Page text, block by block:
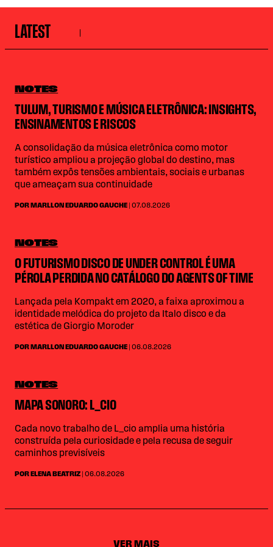
LATEST
NOTES
TULUM, TURISMO E MÚSICA ELETRÔNICA: INSIGHTS,
ENSINAMENTOS E RISCOS
A consolidação da música eletrônica como motor
turístico ampliou a projeção global do destino, mas
também expôs tensões ambientais, sociais e urbanas
que ameaçam sua continuidade
POR MARLLON EDUARDO GAUCHE | 07.08.2026
NOTES
O FUTURISMO DISCO DE UNDER CONTROL É UMA
PÉROLA PERDIDA NO CATÁLOGO DO AGENTS OF TIME
Lançada pela Kompakt em 2020, a faixa aproximou a
identidade melódica do projeto da Italo disco e da
estética de Giorgio Moroder
POR MARLLON EDUARDO GAUCHE | 06.08.2026
NOTES
MAPA SONORO: L_CIO
Cada novo trabalho de L_cio amplia uma história
construída pela curiosidade e pela recusa de seguir
caminhos previsíveis
POR ELENA BEATRIZ | 06.08.2026
VER MAIS